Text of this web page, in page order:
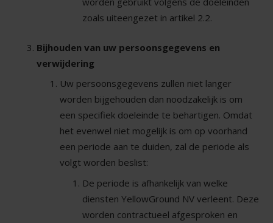
zoals uiteengezet in artikel 2.2.
Bijhouden van uw persoonsgegevens en
verwijdering
Uw persoonsgegevens zullen niet langer
worden bijgehouden dan noodzakelijk is om
een specifiek doeleinde te behartigen. Omdat
het evenwel niet mogelijk is om op voorhand
een periode aan te duiden, zal de periode als
volgt worden beslist:
De periode is afhankelijk van welke
diensten YellowGround NV verleent. Deze
worden contractueel afgesproken en